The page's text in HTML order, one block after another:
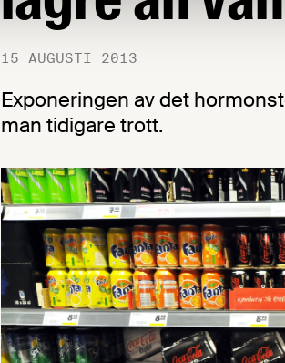
15 AUGUSTI 2013
Exponeringen av det
man tidigare trott.